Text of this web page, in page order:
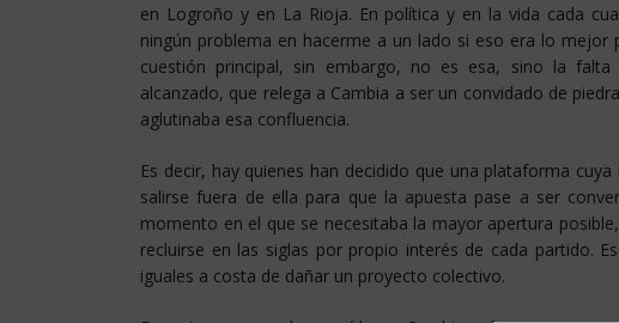
en Logroño y en La Rioja. En política y en la vida cada
ningún problema en hacerme a un lado si eso era lo
cuestión principal, sin embargo, no es esa, sino la
alcanzado, que relega a Cambia a ser un convidado de
aglutinaba esa confluencia.
Es decir, hay quienes han decidido que una plataforma
salirse fuera de ella para que la apuesta pase a ser
momento en el que se necesitaba la mayor apertura
recluirse en las siglas por propio interés de cada partido.
iguales a costa de dañar un proyecto colectivo.